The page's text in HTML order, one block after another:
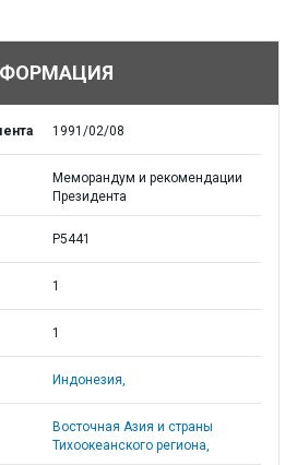
1991/02/08
Меморандум и рекомендации
Президента
P5441
1
1
Индонезия,
Восточная Азия и страны
Тихоокеанского региона,